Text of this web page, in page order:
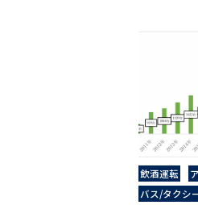
飲酒運転
バス/タクシ